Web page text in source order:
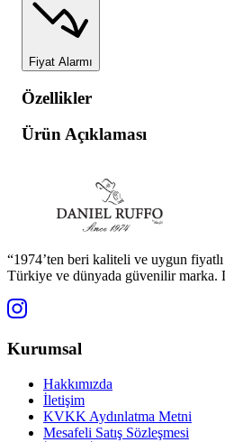
Fiyat Alarmı
Özellikler
Ürün Açıklaması
“1974’ten beri kaliteli ve uygun
Türkiye ve dünyada güvenilir marka.
Kurumsal
Hakkımızda
İletişim
KVKK Aydınlatma Metni
Mesafeli Satış Sözleşmesi